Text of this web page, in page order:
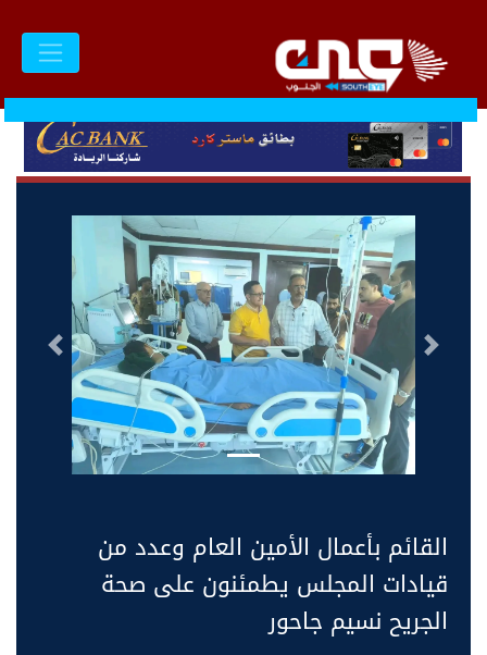
التالى السابق
القائم بأعمال الأمين العام وعدد من
قيادات المجلس يطمئنون على صحة
الجريح نسيم جاحور